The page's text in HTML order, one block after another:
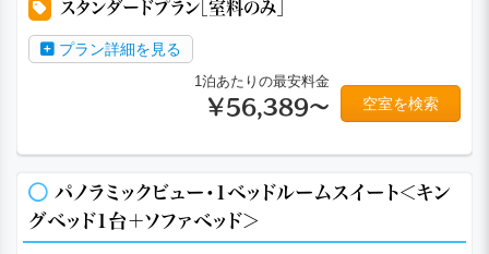
スタンダードプラン［室料のみ］
プラン詳細を見る
1泊あたりの最安料金
￥56,389～ 空室を検索
パノラミックビュー・1ベッドルームスイート＜キン
グベッド1台＋ソファベッド＞